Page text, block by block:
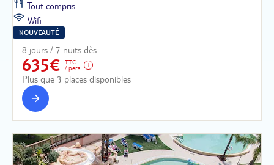
Tout compris
Wifi
NOUVEAUTÉ
8 jours / 7 nuits dès
635€
TTC
/ pers.
Plus que 3 places disponibles